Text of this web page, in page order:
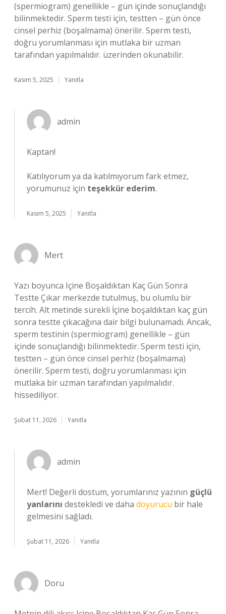
(spermiogram) genellikle – gün içinde sonuçlandığı
bilinmektedir. Sperm testi için, testten – gün önce
cinsel perhiz (boşalmama) önerilir. Sperm testi,
doğru yorumlanması için mutlaka bir uzman
tarafından yapılmalıdır. üzerinden okunabilir.
Kasım 5, 2025 Yanıtla
admin
Kaptan!
Katılıyorum ya da katılmıyorum fark etmez,
yorumunuz için teşekkür ederim.
Kasım 5, 2025 Yanıtla
Mert
Yazı boyunca Içine Boşaldıktan Kaç Gün Sonra
Testte Çıkar merkezde tutulmuş, bu olumlu bir
tercih. Alt metinde sürekli İçine boşaldıktan kaç gün
sonra testte çıkacağına dair bilgi bulunamadı. Ancak,
sperm testinin (spermiogram) genellikle – gün
içinde sonuçlandığı bilinmektedir. Sperm testi için,
testten – gün önce cinsel perhiz (boşalmama)
önerilir. Sperm testi, doğru yorumlanması için
mutlaka bir uzman tarafından yapılmalıdır.
hissediliyor.
Şubat 11, 2026 Yanıtla
admin
Mert! Değerli dostum, yorumlarınız yazının güçlü
yanlarını destekledi ve daha doyurucu bir hale
gelmesini sağladı.
Şubat 11, 2026 Yanıtla
Doru